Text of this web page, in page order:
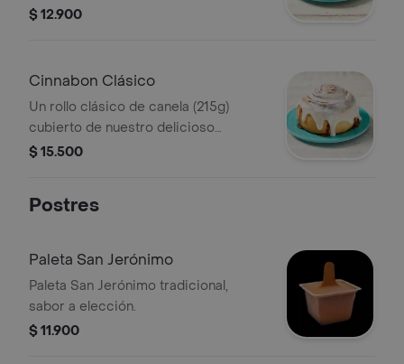
calentarlo 20s en el microondas.
$ 12.900
Cinnabon Clásico
Un rollo clásico de canela (215g)
cubierto de nuestro delicioso
frosting. Recuerda calentarlo 30s en
$ 15.500
Postres
Paleta San Jerónimo
Paleta San Jerónimo tradicional,
sabor a elección.
$ 11.900